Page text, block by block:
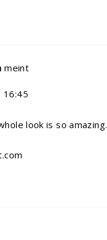
meint
16:45
look is so amazing.